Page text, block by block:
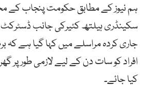
ہم نیوز کے مطابق حکومت پنجاب کے
سکینڈری ہیلتھ کئیرکی جانب ڈسٹرکٹ
جاری کردہ مراسلے میں کہا گیا ہے کہ
افراد کو سات دن کے لیے لازمی طور پر
کیا جائے۔